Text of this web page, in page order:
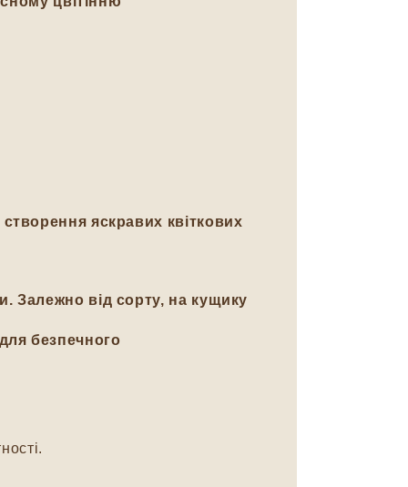
яскравих квіткових
Залежно від сорту, на кущику
безпечного